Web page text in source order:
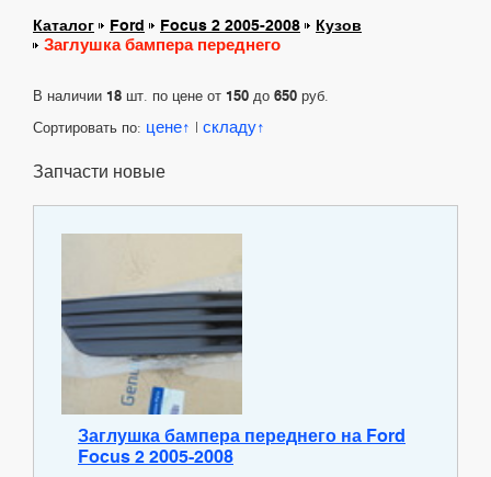
Каталог Ford Focus 2 2005-2008 Кузов
Заглушка бампера переднего
В наличии 18 шт. по цене от 150 до 650 руб.
Сортировать по: цене | складу
Запчасти новые
Заглушка бампера переднего на Ford
Focus 2 2005-2008